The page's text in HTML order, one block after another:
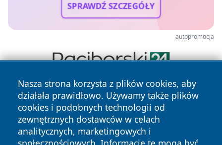
SPRAWDŹ SZCZEGÓŁY
autopromocja
Nasza strona korzysta z plików cookies, aby
działała prawidłowo. Używamy także plików
cookies i podobnych technologii od
zewnętrznych dostawców w celach
analitycznych, marketingowych i